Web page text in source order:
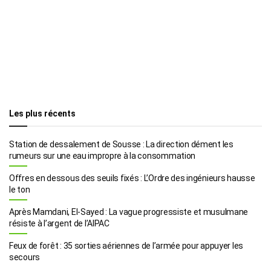
Les plus récents
Station de dessalement de Sousse : La direction dément les
rumeurs sur une eau impropre à la consommation
Offres en dessous des seuils fixés : L’Ordre des ingénieurs hausse
le ton
Après Mamdani, El-Sayed : La vague progressiste et musulmane
résiste à l’argent de l’AIPAC
Feux de forêt : 35 sorties aériennes de l’armée pour appuyer les
secours